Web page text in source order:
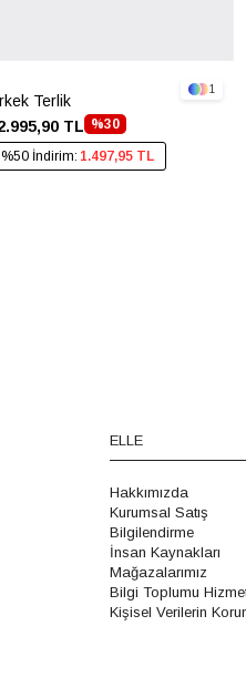
Terlik
%30
TL
İndirim: 1.497,95 TL
1
ELLE
Hakkımızda
Kurumsal Satış
Bilgilendirme
İnsan Kaynakları
Mağazalarımız
Bilgi Toplumu
Kişisel Verilerin